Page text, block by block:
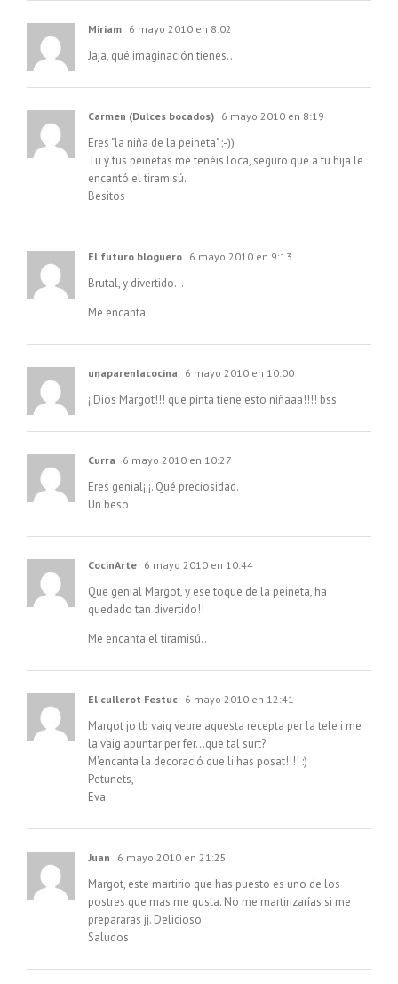
Miriam 6 mayo 2010 en 8:02
Jaja, qué imaginación tienes…
Carmen (Dulces bocados) 6 mayo 2010 en 8:19
Eres "la niña de la peineta" ;-))
Tu y tus peinetas me tenéis loca, seguro que a tu hija le
encantó el tiramisú.
Besitos
El futuro bloguero 6 mayo 2010 en 9:13
Brutal, y divertido…
Me encanta.
unaparenlacocina 6 mayo 2010 en 10:00
¡¡Dios Margot!!! que pinta tiene esto niñaaa!!!! bss
Curra 6 mayo 2010 en 10:27
Eres genial¡¡¡. Qué preciosidad.
Un beso
CocinArte 6 mayo 2010 en 10:44
Que genial Margot, y ese toque de la peineta, ha
quedado tan divertido!!
Me encanta el tiramisú..
El cullerot Festuc 6 mayo 2010 en 12:41
Margot jo tb vaig veure aquesta recepta per la tele i me
la vaig apuntar per fer…que tal surt?
M'encanta la decoració que li has posat!!!! :)
Petunets,
Eva.
Juan 6 mayo 2010 en 21:25
Margot, este martirio que has puesto es uno de los
postres que mas me gusta. No me martirizarías si me
prepararas jj. Delicioso.
Saludos